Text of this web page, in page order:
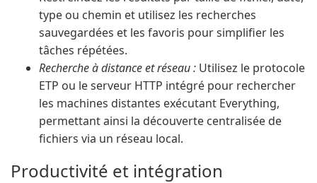
type ou chemin et utilisez les recherches
sauvegardées et les favoris pour simplifier les
tâches répétées.
Recherche à distance et réseau : Utilisez le protocole
ETP ou le serveur HTTP intégré pour rechercher
les machines distantes exécutant Everything,
permettant ainsi la découverte centralisée de
fichiers via un réseau local.
Productivité et intégration